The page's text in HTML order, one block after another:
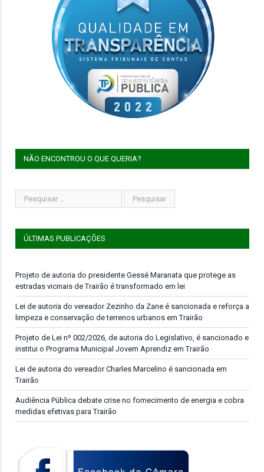
NÃO ENCONTROU O QUE QUERIA?
ÚLTIMAS PUBLICAÇÕES
Projeto de autoria do presidente Gessé Maranata que protege as
estradas vicinais de Trairão é transformado em lei
Lei de autoria do vereador Zezinho da Zane é sancionada e reforça a
limpeza e conservação de terrenos urbanos em Trairão
Projeto de Lei nº 002/2026, de autoria do Legislativo, é sancionado e
institui o Programa Municipal Jovem Aprendiz em Trairão
Lei de autoria do vereador Charles Marcelino é sancionada em
Trairão
Audiência Pública debate crise no fornecimento de energia e cobra
medidas efetivas para Trairão